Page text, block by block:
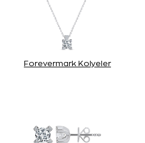
Forevermark Kolyeler